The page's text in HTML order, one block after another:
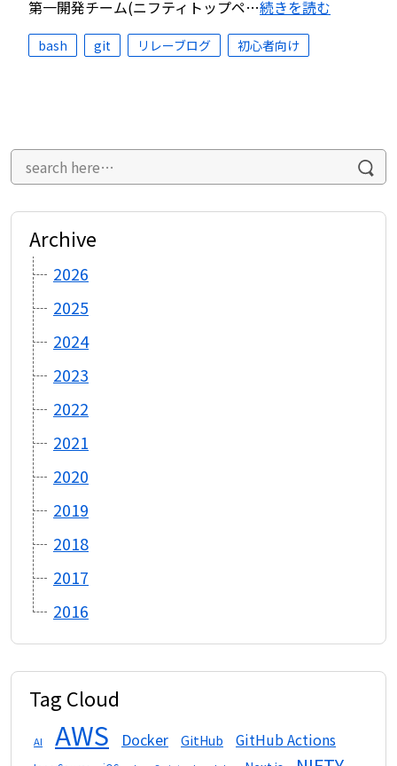
第一開発チーム(ニフティトップペ…続きを読む
bash git リレーブログ 初心者向け
Archive
2026
2025
2024
2023
2022
2021
2020
2019
2018
2017
2016
Tag Cloud
AI AWS Docker GitHub GitHub Actions